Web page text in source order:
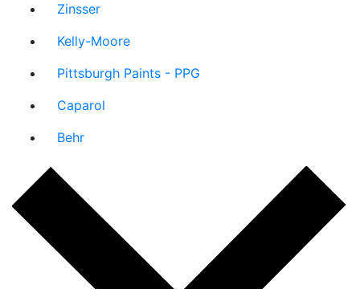
Zinsser
Kelly-Moore
Pittsburgh Paints - PPG
Caparol
Behr